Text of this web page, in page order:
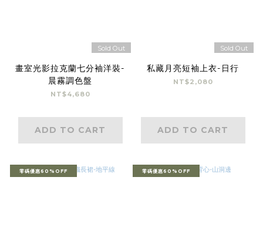
Sold Out
畫室光影拉克蘭七分袖洋裝-
晨霧調色盤
NT$4,680
ADD TO CART
Sold Out
私藏月亮短袖上衣-日行
NT$2,080
ADD TO CART
零碼優惠60%OFF 零碼優惠60%OFF